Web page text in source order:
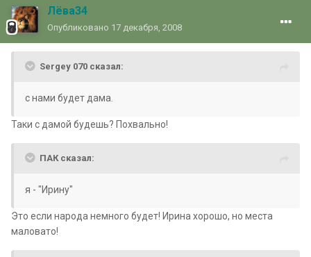
Лёва34
Опубликовано 17 декабря, 2008
Sergey 070 сказал:
с нами будет дама.
Таки с дамой будешь? Похвально!
ПАК сказал:
я - "Ирину"
Это если народа немного будет! Ирина хорошо, но места
маловато!